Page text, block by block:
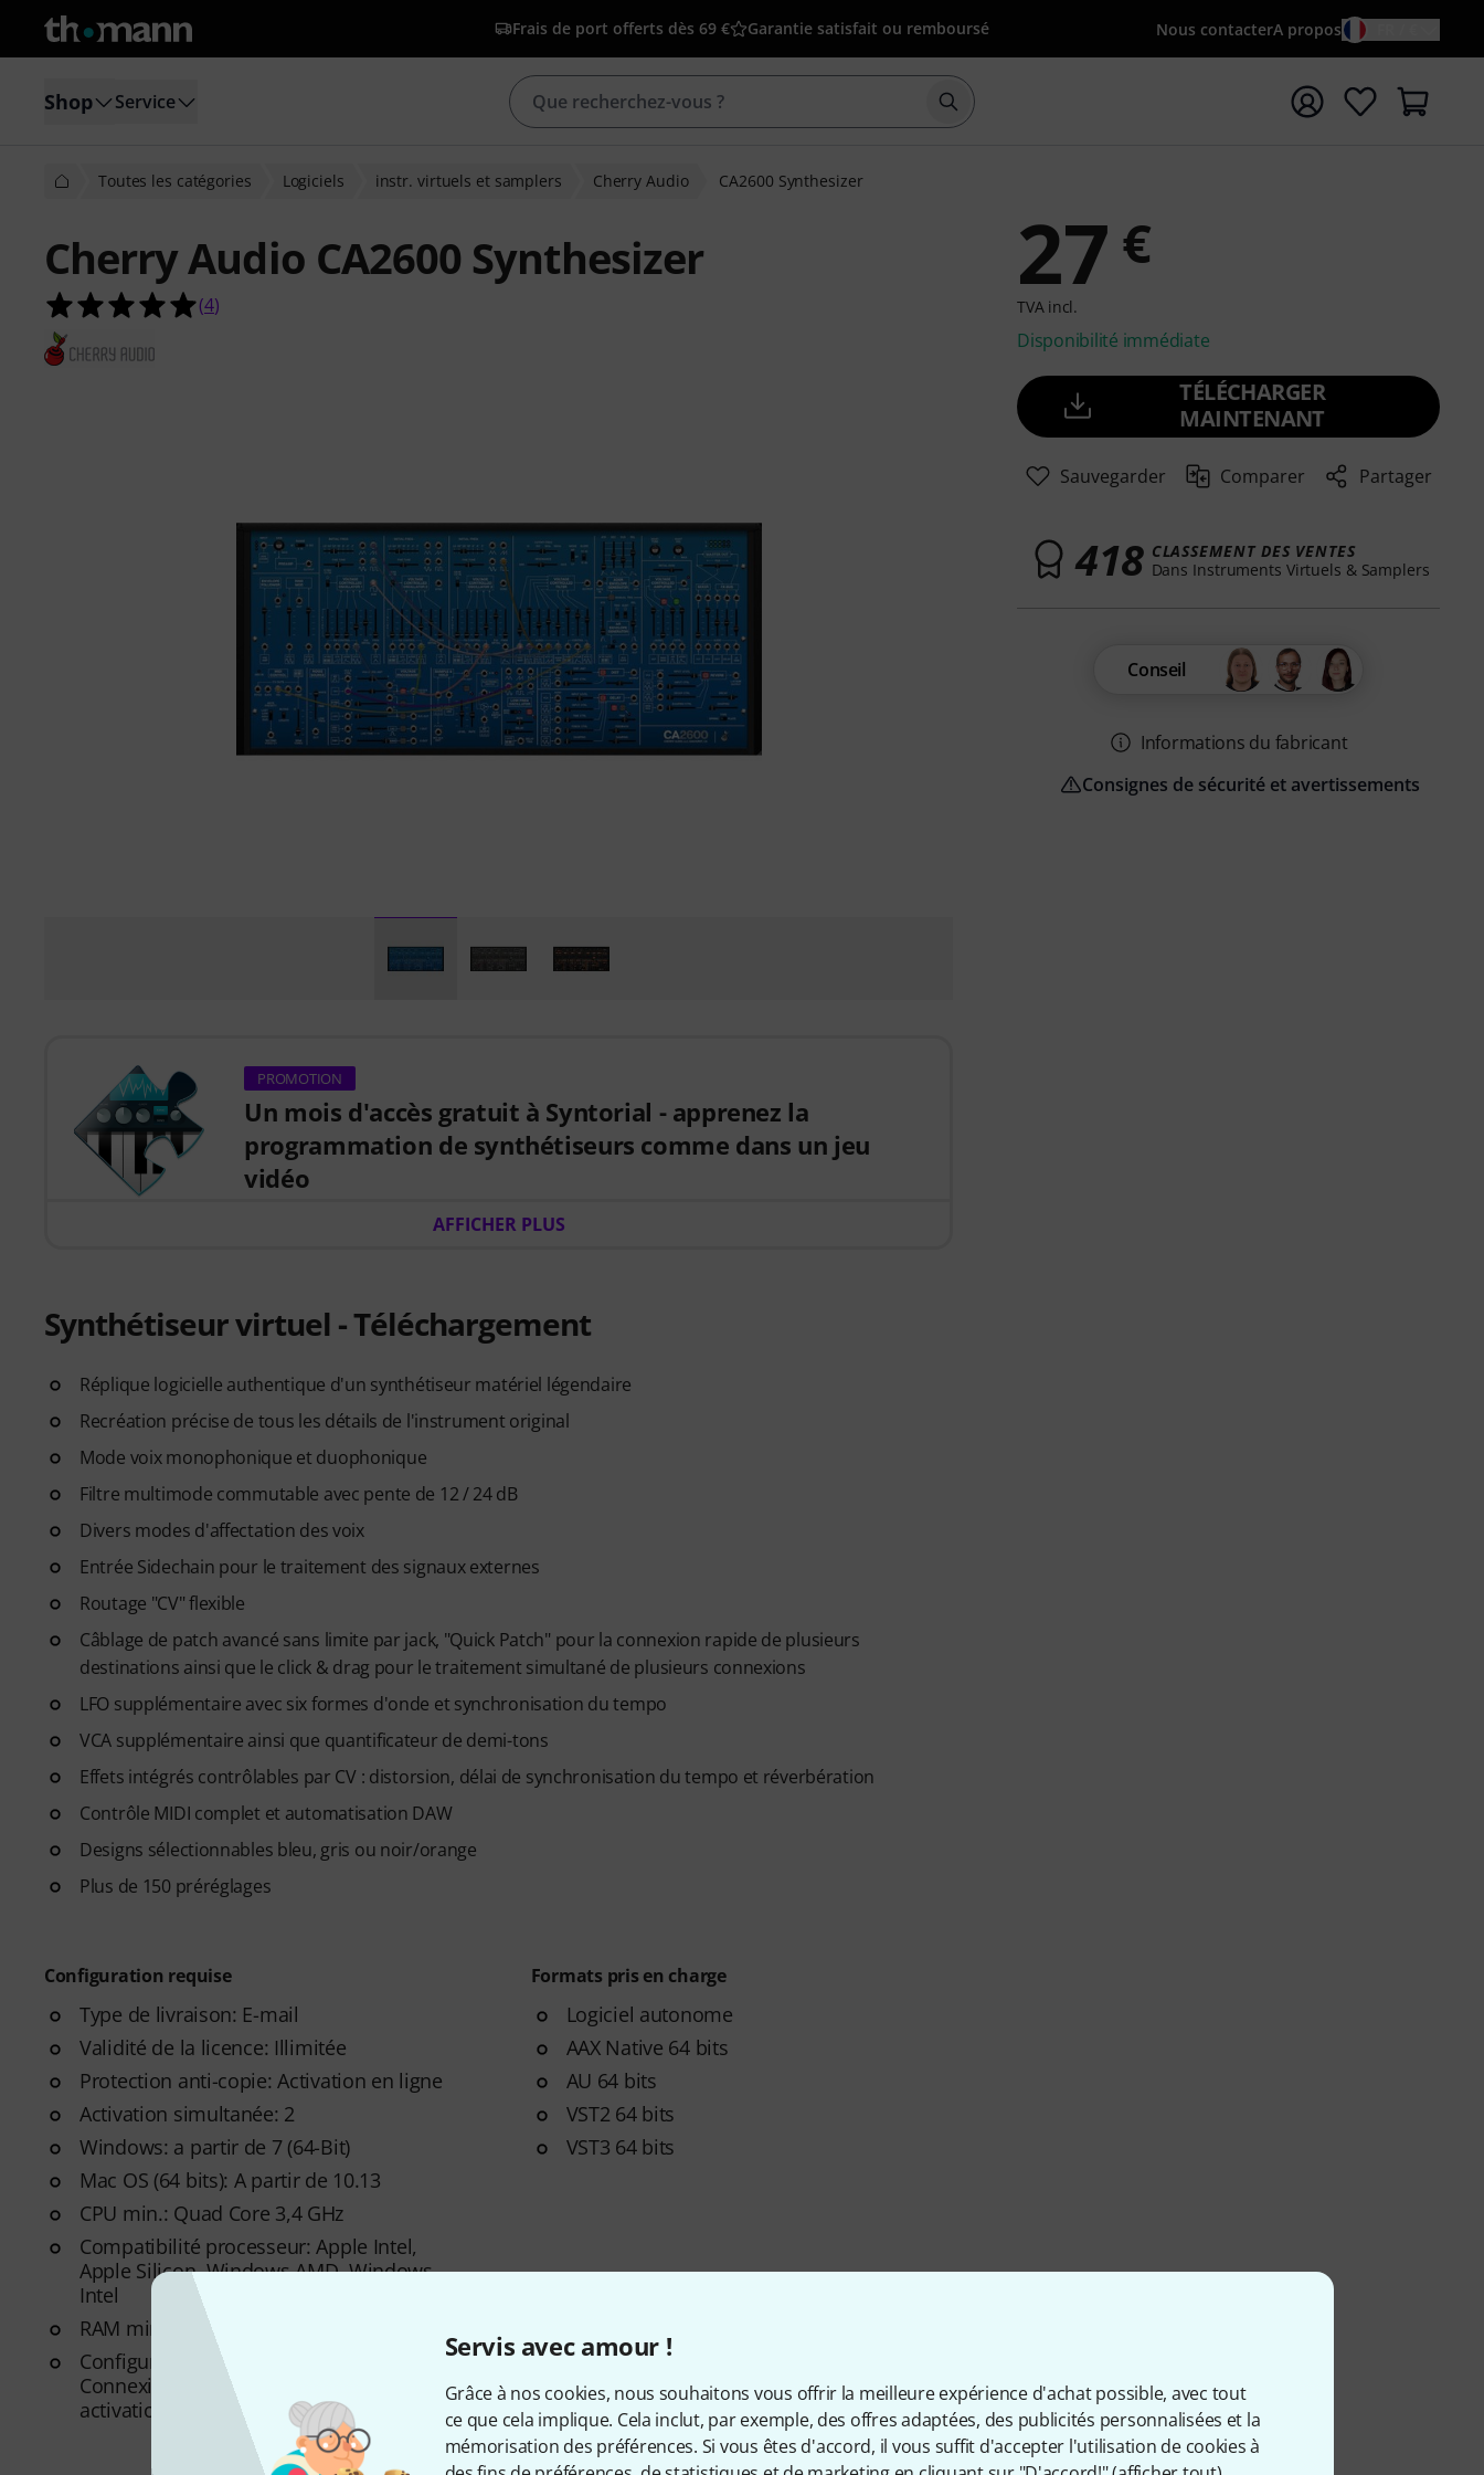
Servis avec amour !
Grâce à nos cookies, nous souhaitons vous offrir la meilleure expérience d'achat possible, avec tout
ce que cela implique. Cela inclut, par exemple, des offres adaptées, des publicités personnalisées et la
mémorisation des préférences. Si vous êtes d'accord, il vous suffit d'accepter l'utilisation de cookies à
Frais de port offerts dès 69 € Garantie satisfait ou remboursé Nous contacterA propos
Shop Service Démarrer la recherche avec le terme de recherche
Toutes les catégories Logiciels instr. virtuels et samplers Cherry Audio CA2600 Synthesizer
Cherry Audio CA2600 Synthesizer
5.0 étoiles sur 5 d'après 4 évaluations clients
(4)
PROMOTION
Un mois d'accès gratuit à Syntorial - apprenez la
programmation de synthétiseurs comme dans un jeu
vidéo
accès de 30 jours à la version complète de Syntorial
nappes et plus encore. Recevez un retour immédiat et apprenez comment les
oscillateurs, les filtres, la modulation et les effets interagissent pour créer de
envoyé par e-mail après votre commande. Aucune carte bancaire n'est requise.
L'accès se termine automatiquement à l'issue de la période d'essai. Veuillez noter
que le logiciel est uniquement disponible en langue anglaise.
AFFICHER PLUS
Synthétiseur virtuel - Téléchargement
Réplique logicielle authentique d'un synthétiseur matériel légendaire
Recréation précise de tous les détails de l'instrument original
Mode voix monophonique et duophonique
Filtre multimode commutable avec pente de 12 / 24 dB
Divers modes d'affectation des voix
Entrée Sidechain pour le traitement des signaux externes
Routage "CV" flexible
Câblage de patch avancé sans limite par jack, "Quick Patch" pour la connexion rapide de plusieurs
destinations ainsi que le click & drag pour le traitement simultané de plusieurs connexions
LFO supplémentaire avec six formes d'onde et synchronisation du tempo
VCA supplémentaire ainsi que quantificateur de demi-tons
Effets intégrés contrôlables par CV : distorsion, délai de synchronisation du tempo et réverbération
Contrôle MIDI complet et automatisation DAW
Designs sélectionnables bleu, gris ou noir/orange
Plus de 150 préréglages
Configuration requise
Type de livraison: E-mail
Validité de la licence: Illimitée
Protection anti-copie: Activation en ligne
Activation simultanée: 2
Windows: a partir de 7 (64-Bit)
Mac OS (64 bits): A partir de 10.13
CPU min.: Quad Core 3,4 GHz
Compatibilité processeur: Apple Intel,
Apple Silicon, Windows AMD, Windows
Intel
RAM min.: 8 GB
Configuration requise additionnelle:
Connexion Internet pour installation et
activation
Formats pris en charge
Logiciel autonome
AAX Native 64 bits
AU 64 bits
VST2 64 bits
VST3 64 bits
27 €
TVA incl.
Disponibilité immédiate
TÉLÉCHARGER
MAINTENANT
Sauvegarder Comparer Partager
418 CLASSEMENT DES VENTES
Dans Instruments Virtuels & Samplers
Conseil
Informations du fabricant
Consignes de sécurité et avertissements